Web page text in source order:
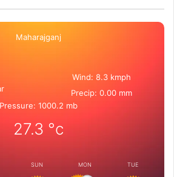
Maharajganj
Wind: 8.3 kmph
Precip: 0.00 mm
Pressure: 1000.2 mb
27.3 °c
SUN MON TUE